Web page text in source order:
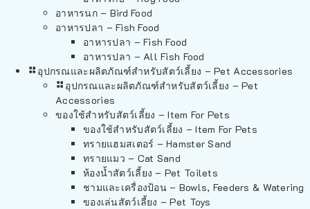
อาหารนก – Bird Food
อาหารปลา – Fish Food
อาหารปลา – Fish Food
อาหารปลา – All Fish Food
อุปกรณและผลิตภัณฑ์สำหรับสัตว์เลี้ยง – Pet Accessories
อุปกรณและผลิตภัณฑ์สำหรับสัตว์เลี้ยง – Pet
Accessories
ของใช้สำหรับสัตว์เลี้ยง – Item For Pets
ของใช้สำหรับสัตว์เลี้ยง – Item For Pets
ทรายแฮมสเตอร์ – Hamster Sand
ทรายแมว – Cat Sand
ห้องน้ำสัตว์เลี้ยง – Pet Toilets
ชามและเครื่องป้อน – Bowls, Feeders & Watering
ของเล่นสัตว์เลี้ยง – Pet Toys